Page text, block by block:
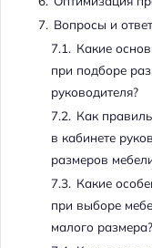
7. Вопросы и
7.1. Какие
при подборе
руководителя?
7.2. Как
в кабинете
размеров
7.3. Какие
при выборе
малого размера?